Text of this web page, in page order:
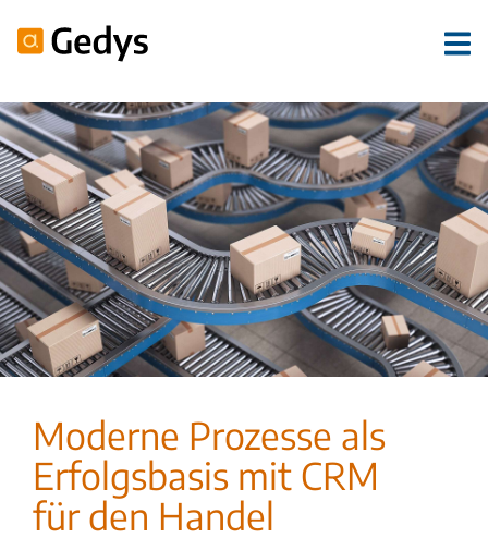
Moderne Prozesse als
Erfolgsbasis mit CRM
für den Handel